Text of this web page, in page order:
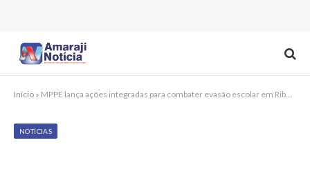
Início » MPPE lança ações integradas para combater evasão escolar em Ribeirão e mais 11 cidades
NOTÍCIAS